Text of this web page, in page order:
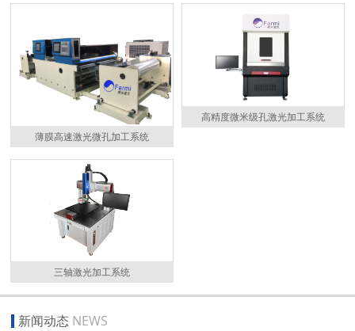
薄膜高速激光微孔加工系统
高精度微米级孔激光加工系统
三轴激光加工系统
新闻动态 NEWS